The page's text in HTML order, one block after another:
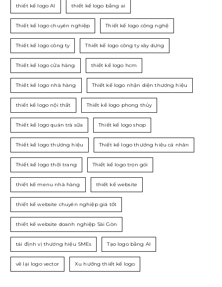
thiết kế logo AI thiết kế logo bằng ai
Thiết kế logo chuyên nghiệp Thiết kế logo công nghệ
Thiết kế logo công ty Thiết kế logo công ty xây dựng
Thiết kế logo cửa hàng thiết kế logo hcm
Thiết kế logo nhà hàng Thiết kế logo nhận diện thương hiệu
thiết kế logo nội thất Thiết kế logo phong thủy
Thiết kế logo quán trà sữa Thiết kế logo shop
Thiết kế logo thương hiệu Thiết kế logo thương hiệu cá nhân
Thiết kế logo thời trang Thiết kế logo trọn gói
thiết kế menu nhà hàng thiết kế website
thiết kế website chuyên nghiệp giá tốt
thiết kế website doanh nghiệp Sài Gòn
tái định vị thương hiệu SMEs Tạo logo bằng AI
vẽ lại logo vector Xu hướng thiết kế logo